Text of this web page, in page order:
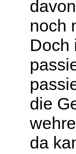
noch
Doch
die
da